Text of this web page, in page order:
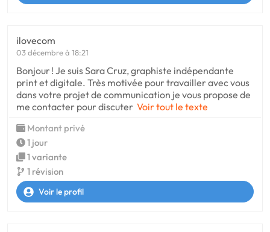
ilovecom
03 décembre à 18:21
Bonjour ! Je suis Sara Cruz, graphiste indépendante
print et digitale. Très motivée pour travailler avec vous
dans votre projet de communication je vous propose de
me contacter pour discuter Voir tout le texte
Montant privé
1 jour
1 variante
1 révision
Voir le profil